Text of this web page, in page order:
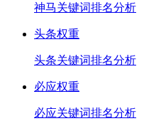
神马关键词排名分析
头条权重
头条关键词排名分析
必应权重
必应关键词排名分析